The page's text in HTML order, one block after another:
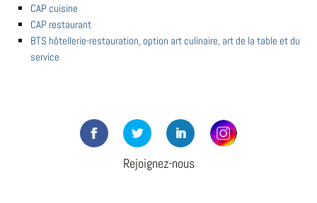
CAP cuisine
CAP restaurant
BTS hôtellerie-restauration, option art culinaire, art de la table et du
service
Rejoignez-nous